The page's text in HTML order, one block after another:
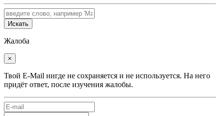
Искать
Жалоба
×
Твой E-Mail нигде не сохраняется и не используется. На него
придёт ответ, после изучения жалобы.